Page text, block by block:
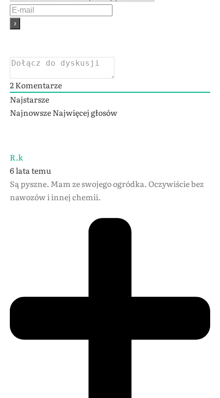
2Komentarze
Najstarsze
NajnowszeNajwięcej głosów
R.k
6 lata temu
Są pyszne. Mam ze swojego ogródka. Oczywiście bez
nawozów i innej chemii.